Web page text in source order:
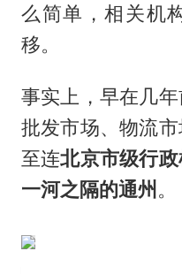
么简单，相关机
移。
事实上，早在几
批发市场、物流
至连北京市级行
一河之隔的通州 。